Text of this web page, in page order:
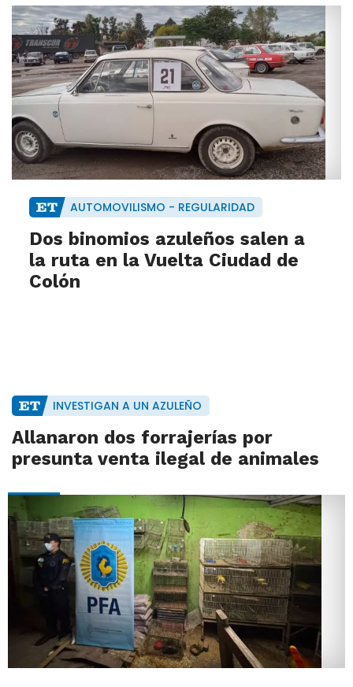
AUTOMOVILISMO - REGULARIDAD
Dos binomios azuleños salen a
la ruta en la Vuelta Ciudad de
Colón
INVESTIGAN A UN AZULEÑO
Allanaron dos forrajerías por
presunta venta ilegal de animales